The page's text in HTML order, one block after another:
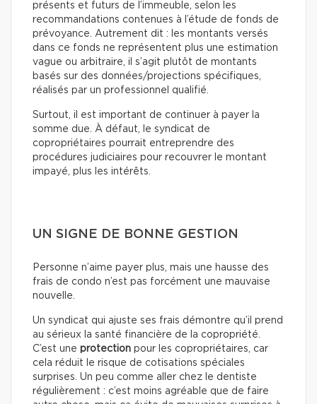
présents et futurs de l’immeuble, selon les
recommandations contenues à l’étude de fonds de
prévoyance. Autrement dit : les montants versés
dans ce fonds ne représentent plus une estimation
vague ou arbitraire, il s’agit plutôt de montants
basés sur des données/projections spécifiques,
réalisés par un professionnel qualifié.
Surtout, il est important de continuer à payer la
somme due. À défaut, le syndicat de
copropriétaires pourrait entreprendre des
procédures judiciaires pour recouvrer le montant
impayé, plus les intérêts.
UN SIGNE DE BONNE GESTION
Personne n’aime payer plus, mais une hausse des
frais de condo n’est pas forcément une mauvaise
nouvelle.
Un syndicat qui ajuste ses frais démontre qu’il prend
au sérieux la santé financière de la copropriété.
C’est une protection pour les copropriétaires, car
cela réduit le risque de cotisations spéciales
surprises. Un peu comme aller chez le dentiste
régulièrement : c’est moins agréable que de faire